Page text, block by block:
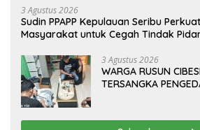
3 Agustus 2026
Sudin PPAPP Kepulauan Seribu
Masyarakat untuk Cegah Tindak
3 Agustus 2026
WARGA RUSUN
TERSANGKA